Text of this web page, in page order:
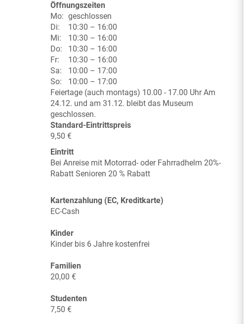
Öffnungszeiten
Mo: geschlossen
Di:
10:30 – 16:00
Mi:
10:30 – 16:00
Do:
10:30 – 16:00
Fr:
10:30 – 16:00
Sa:
10:00 – 17:00
So:
10:00 – 17:00
Feiertage (auch montags) 10.00 - 17.00 Uhr Am
24.12. und am 31.12. bleibt das Museum
geschlossen.
Standard-Eintrittspreis
9,50 €
Eintritt
Bei Anreise mit Motorrad- oder Fahrradhelm 20%-
Rabatt Senioren 20 % Rabatt
Kartenzahlung (EC, Kreditkarte)
EC-Cash
Kinder
Kinder bis 6 Jahre kostenfrei
Familien
20,00 €
Studenten
7,50 €